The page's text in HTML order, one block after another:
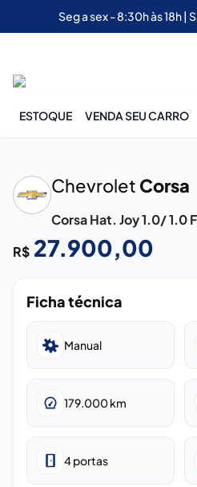
Seg a sex - 8:30h às 18h |
ESTOQUE VENDA SEU CARRO
Chevrolet Corsa
Corsa Hat. Joy 1.0/ 1.0
R$ 27.900,00
Ficha técnica
Manual
179.000km
4portas